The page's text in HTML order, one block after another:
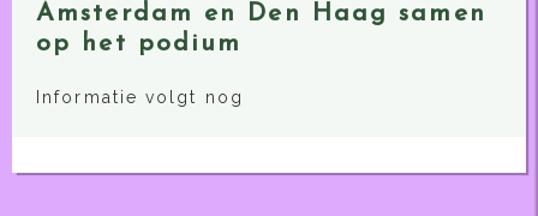
Amsterdam en Den Haag samen
op het podium
Informatie volgt nog